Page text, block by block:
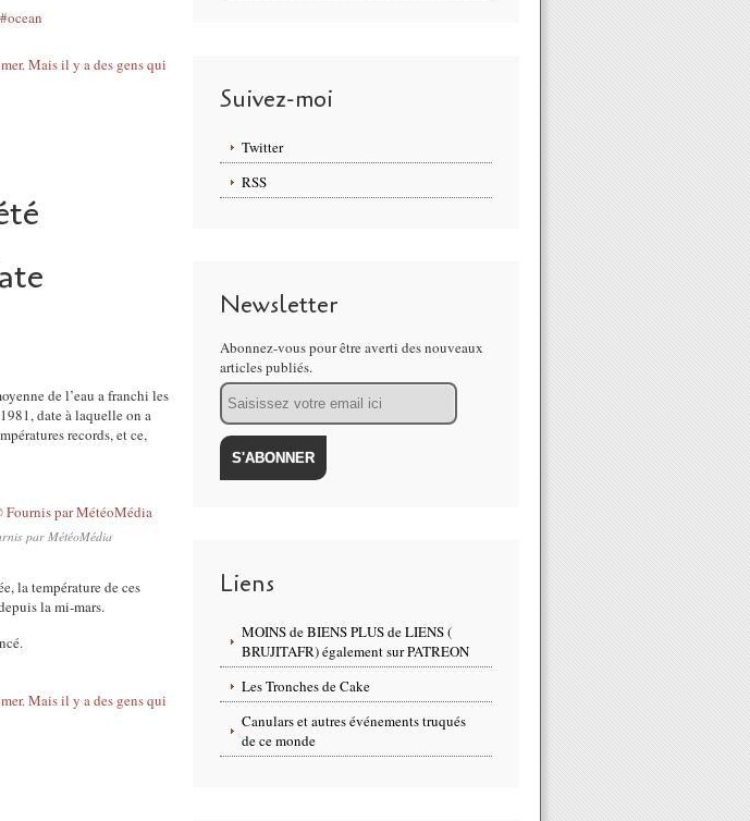
#ocean
de l’eau a franchi les
date à laquelle on a
records, et ce,
par MétéoMédia
la température de ces
la mi-mars.
Suivez-moi
Twitter
RSS
Newsletter
Abonnez-vous pour être averti des nouveaux
articles publiés.
Email
Liens
MOINS de BIENS PLUS de LIENS (
BRUJITAFR) également sur PATREON
Les Tronches de Cake
Canulars et autres événements truqués
de ce monde